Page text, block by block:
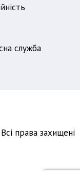
служба
права захищені